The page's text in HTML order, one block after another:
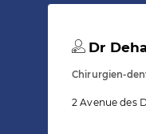
Dr
Chirurgien-
2 Avenue des